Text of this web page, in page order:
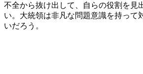
不全から抜け出して、自らの役割を見
い。大統領は非凡な問題意識を持って
いだろう。